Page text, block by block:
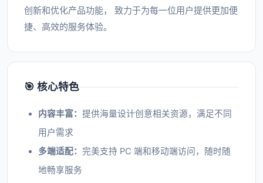
创新和优化产品功能， 致力于为每一位用户提供更加便
捷、高效的服务体验。
🎯 核心特色
内容丰富： 提供海量设计创意相关资源，满足不同
用户需求
多端适配： 完美支持 PC 端和移动端访问，随时随
地畅享服务